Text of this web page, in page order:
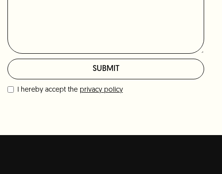
I hereby accept the privacy policy